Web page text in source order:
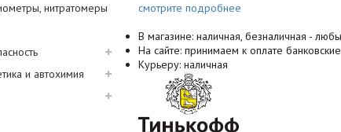
нитратомеры
и автохимия
смотрите подробнее
В магазине: наличная, безналичная -
На сайте: принимаем к оплате
Курьеру: наличная